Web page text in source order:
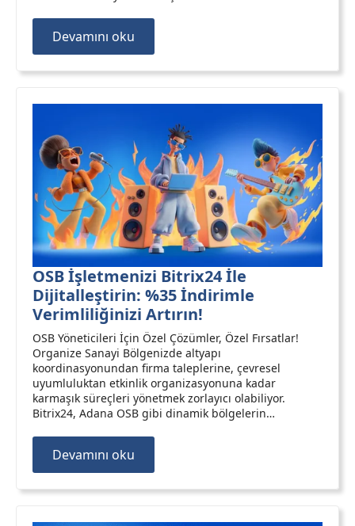
Devamını oku
OSB İşletmenizi Bitrix24 İle
Dijitalleştirin: %35 İndirimle
Verimliliğinizi Artırın!
OSB Yöneticileri İçin Özel Çözümler, Özel Fırsatlar!
Organize Sanayi Bölgenizde altyapı
koordinasyonundan firma taleplerine, çevresel
uyumluluktan etkinlik organizasyonuna kadar
karmaşık süreçleri yönetmek zorlayıcı olabiliyor.
Bitrix24, Adana OSB gibi dinamik bölgelerin…
Devamını oku